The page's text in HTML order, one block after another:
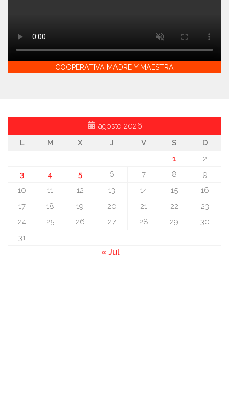
COOPERATIVA MADRE Y MAESTRA
agosto 2026
L
M X J V S
D
1
2
3
4 5 6 7 8
9
10
11 12 13 14 15
16
17
18 19 20 21 22
23
24
25 26 27 28 29
30
31
« Jul